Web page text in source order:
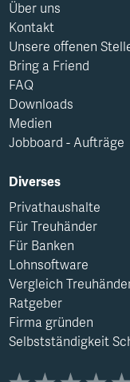
Über uns
Kontakt
Unsere offenen
Bring a Friend
FAQ
Downloads
Medien
Jobboard - Aufträge
Diverses
Privathaushalte
Für Treuhänder
Für Banken
Lohnsoftware
Vergleich
Ratgeber
Firma gründen
Selbstständigkeit